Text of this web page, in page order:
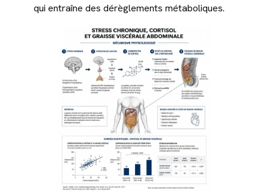
qui entraîne des dérèglements métaboliques.